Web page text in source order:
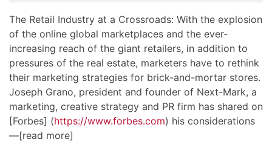
The Retail Industry at a Crossroads: With the explosion
of the online global marketplaces and the ever-
increasing reach of the giant retailers, in addition to
pressures of the real estate, marketers have to rethink
their marketing strategies for brick-and-mortar stores.
Joseph Grano, president and founder of Next-Mark, a
marketing, creative strategy and PR firm has shared on
[Forbes] (https://www.forbes.com) his considerations
—[read more]